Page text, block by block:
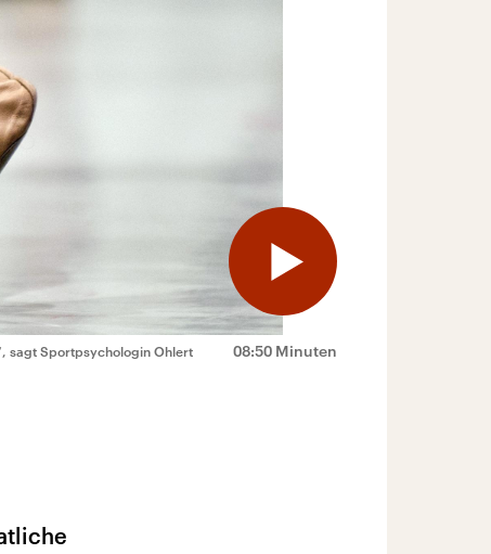
08:50 Minuten
sagt Sportpsychologin Ohlert